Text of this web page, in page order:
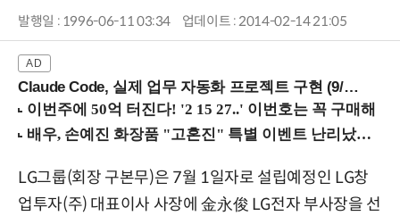
발행일 : 1996-06-11 03:34 업데이트 : 2014-02-14 21:05
Claude Code, 실제 업무 자동화 프로젝트 구현 (9/16 ~17 강남역)
LG그룹(회장 구본무)은 7월 1일자로 설립예정인 LG창
업투자(주) 대표이사 사장에 金永俊 LG전자 부사장을 선